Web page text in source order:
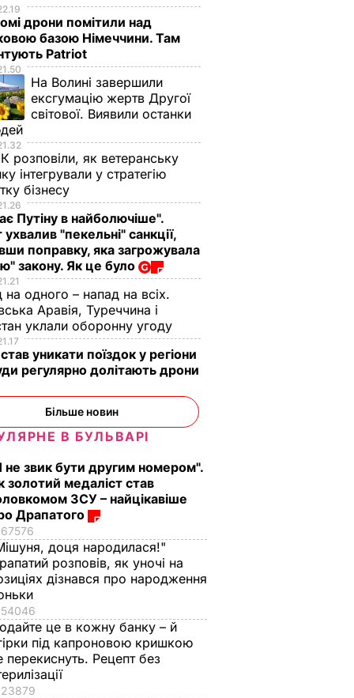
дрони помітили над
базою Німеччини. Там
Patriot
На Волині завершили
ексгумацію жертв Другої
світової. Виявили останки
розповіли, як ветеранську
інтегрували у стратегію
бізнесу
Путіну в найболючіше".
"пекельні" санкції,
поправку, яка загрожувала
закону. Як це було
на одного – напад на всіх.
Аравія, Туреччина і
уклали оборонну угоду
уникати поїздок у регіони
регулярно долітають дрони
Більше новин
В БУЛЬВАРІ
не звик бути другим номером".
золотий медаліст став
ЗСУ – найцікавіше
Драпатого
67576
доця народилася!"
розповів, як уночі на
дізнався про народження
54046
це в кожну банку – й
під капроновою кришкою
перекиснуть. Рецепт без
23879